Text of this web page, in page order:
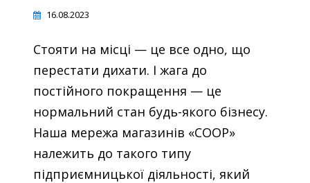
16.08.2023
Стояти на місці — це все одно, що
перестати дихати. І жага до
постійного покращення — це
нормальний стан будь-якого бізнесу.
Наша мережа магазинів «COOP»
належить до такого типу
підприємницької діяльності, який